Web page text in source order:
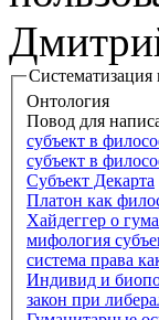
Систематизация
Онтология
Повод для
субъект в
субъект в
Субъект Декарта
Платон как
Хайдеггер о
мифология
система права
Индивид и
закон при